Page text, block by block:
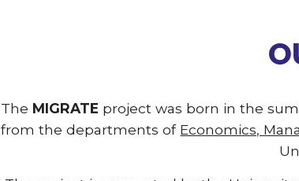
The MIGRATE project was born in the
from the departments of Economics,